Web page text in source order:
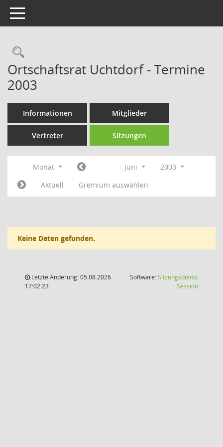
Toggle navigation
Rechercheauswahl
Ortschaftsrat Uchtdorf - Termine
2003
Informationen Mitglieder
Vertreter Sitzungen
Monat Juni
2003
Aktuell
Gremium auswählen
Keine Daten gefunden.
Letzte Änderung: 05.08.2026
17:02:23
Software:Sitzungsdienst
Session(Wird in